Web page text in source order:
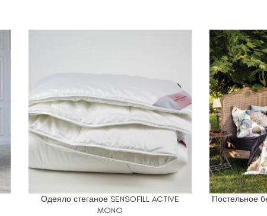
ВЫБЕРИТЕ ПАРАМЕТРЫ
Одеяло стеганое SENSOFILL ACTIVE
MONO
ВЫБЕРИТЕ
Постельное